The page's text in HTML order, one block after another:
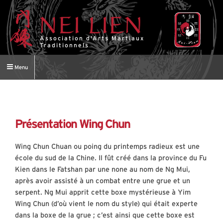
Association d'Arts Martiaux
Traditionnels
Menu
Présentation Wing Chun
Wing Chun Chuan ou poing du printemps radieux est une
école du sud de la Chine. Il fût créé dans la province du Fu
Kien dans le Fatshan par une none au nom de Ng Mui,
après avoir assisté à un combat entre une grue et un
serpent. Ng Mui apprit cette boxe mystérieuse à Yim
Wing Chun (d’où vient le nom du style) qui était experte
dans la boxe de la grue ; c’est ainsi que cette boxe est